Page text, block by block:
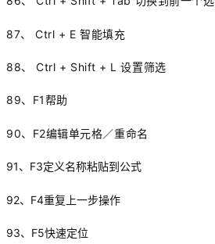
87、 Ctrl + E 智能填充
88、 Ctrl + Shift + L 设置筛选
89、F1帮助
90、F2编辑单元格／重命名
91、F3定义名称粘贴到公式
92、F4重复上一步操作
93、F5快速定位